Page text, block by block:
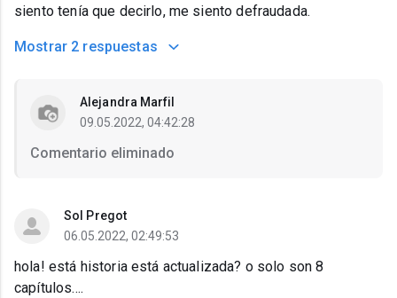
siento tenía que decirlo, me siento defraudada.
Mostrar 2 respuestas
Alejandra Marfil
09.05.2022, 04:42:28
Comentario eliminado
Sol Pregot
06.05.2022, 02:49:53
hola! está historia está actualizada? o solo son 8
capítulos....